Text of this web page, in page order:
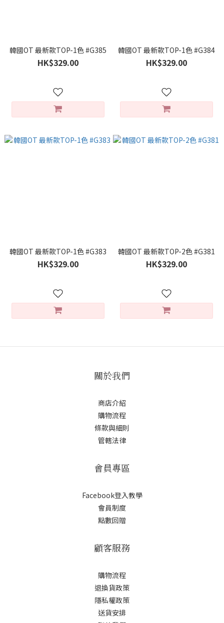
韓國OT 最新款TOP-1色 #G385
HK$329.00
韓國OT 最新款TOP-1色 #G384
HK$329.00
韓國OT 最新款TOP-1色 #G383
HK$329.00
韓國OT 最新款TOP-2色 #G381
HK$329.00
關於我們
商店介紹
購物流程
條款與細則
管轄法律
會員專區
Facebook登入教學
會員制度
點數回贈
顧客服務
購物流程
退換貨政策
隱私權政策
送貨安排